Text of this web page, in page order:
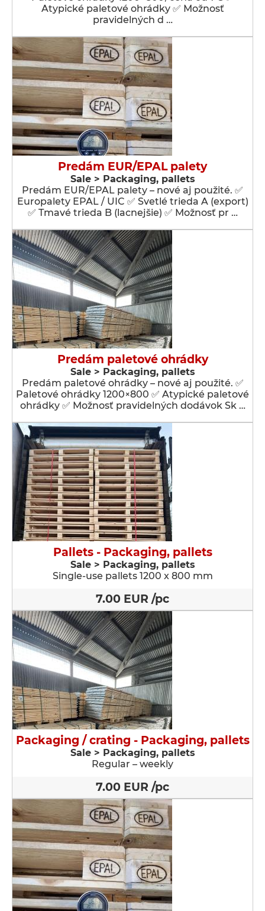
Atypické paletové ohrádky ✅ Možnosť
pravidelných d …
Predám EUR/EPAL palety
Sale > Packaging, pallets
Predám EUR/EPAL palety – nové aj použité. ✅
Europalety EPAL / UIC ✅ Svetlé trieda A (export)
✅ Tmavé trieda B (lacnejšie) ✅ Možnosť pr …
Predám paletové ohrádky
Sale > Packaging, pallets
Predám paletové ohrádky – nové aj použité. ✅
Paletové ohrádky 1200×800 ✅ Atypické paletové
ohrádky ✅ Možnosť pravidelných dodávok Sk …
Pallets - Packaging, pallets
Sale > Packaging, pallets
Single-use pallets 1200 x 800 mm
7.00 EUR /pc
Packaging / crating - Packaging, pallets
Sale > Packaging, pallets
Regular – weekly
7.00 EUR /pc